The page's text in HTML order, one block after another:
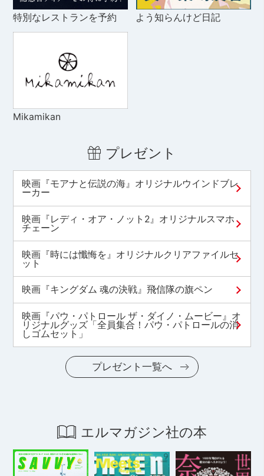
特別なレストランを予約 よう知らんけど日記
Mikamikan
プレゼント
映画『モアナと伝説の海』オリジナルウインドブレ
ーカー
映画『レディ・オア・ノット2』オリジナルスマホ
チェーン
映画『時には懺悔を』オリジナルクリアファイルセ
ット
映画『キングダム 魂の決戦』飛信隊の旗ペン
映画『パウ・パトロール ザ・ダイノ・ムービー』オ
リジナルグッズ「全員集合！パウ・パトロールの消
しゴムセット」
プレゼント一覧へ
エルマガジン社の本